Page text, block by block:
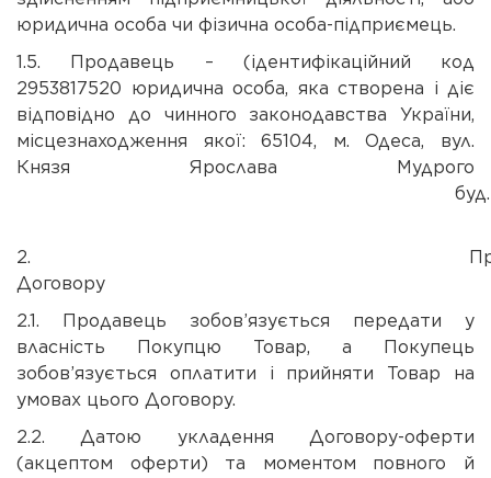
юридична особа чи фізична особа-підприємець.
1.5. Продавець – (ідентифікаційний код
2953817520 юридична особа, яка створена і діє
відповідно до чинного законодавства України,
місцезнаходження якої: 65104, м. Одеса, вул.
Князя Ярослава Мудрого
2.
Договору
2.1. Продавець зобов’язується передати у
власність Покупцю Товар, а Покупець
зобов’язується оплатити і прийняти Товар на
умовах цього Договору.
2.2. Датою укладення Договору-оферти
(акцептом оферти) та моментом повного й